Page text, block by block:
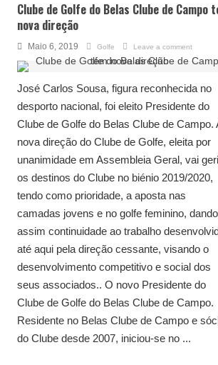
Clube de Golfe do Belas Clube de Campo
nova direção
Maio 6, 2019 Golfe Leave a comment
José Carlos Sousa, figura reconhecida no
desporto nacional, foi eleito Presidente do
Clube de Golfe do Belas Clube de Campo.
nova direção do Clube de Golfe, eleita por
unanimidade em Assembleia Geral, vai
os destinos do Clube no biénio 2019/2020,
tendo como prioridade, a aposta nas
camadas jovens e no golfe feminino, dando
assim continuidade ao trabalho
até aqui pela direção cessante, visando o
desenvolvimento competitivo e social dos
seus associados.. O novo Presidente do
Clube de Golfe do Belas Clube de Campo.
Residente no Belas Clube de Campo e
do Clube desde 2007, iniciou-se no ...